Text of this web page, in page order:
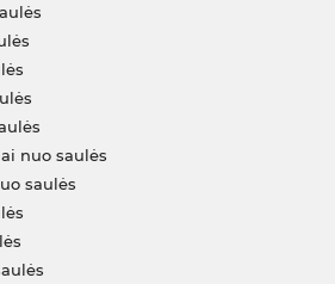
nuo saulės
saulės